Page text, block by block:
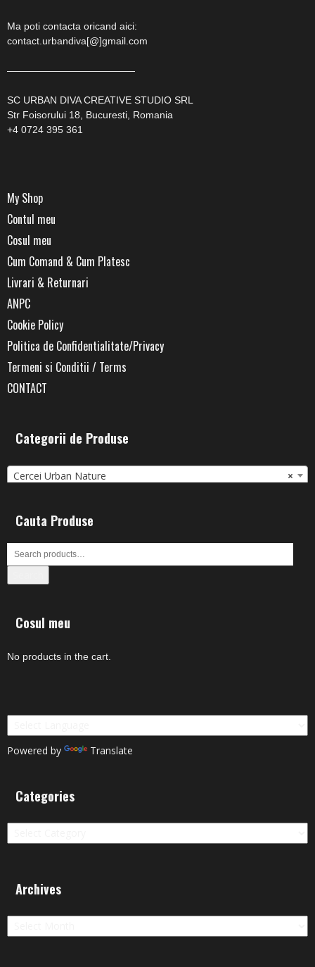
Ma poti contacta oricand aici:
contact.urbandiva[@]gmail.com
—————————————
SC URBAN DIVA CREATIVE STUDIO SRL
Str Foisorului 18, Bucuresti, Romania
+4 0724 395 361
My Shop
Contul meu
Cosul meu
Cum Comand & Cum Platesc
Livrari & Returnari
ANPC
Cookie Policy
Politica de Confidentialitate/Privacy
Termeni si Conditii / Terms
CONTACT
Categorii de Produse
×
Cercei Urban Nature
Cauta Produse
Cosul meu
No products in the cart.
Powered by Translate
Categories
Categories
Archives
Archives